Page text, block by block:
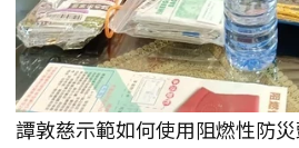
譚敦慈示範如何使用阻燃性防